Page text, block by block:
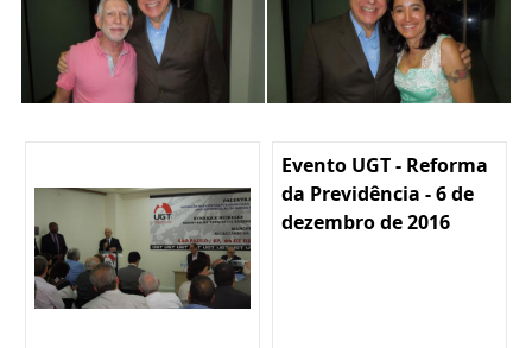
Evento UGT - Reforma
da Previdência - 6 de
dezembro de 2016